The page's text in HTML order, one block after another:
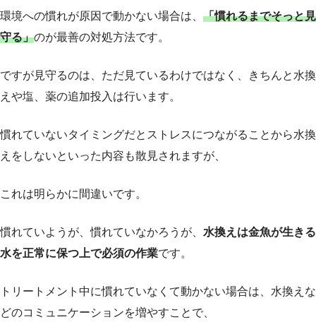
環境への慣れが原因で動かない場合は、 「慣れるまでそっと見
守る」のが最善の対処方法です。
ですが見守るのは、ただ見ているわけではなく、きちんと水換
えや塩、薬の追加投入は行います。
慣れていないタイミングだとストレスにつながることから水換
えをしないといった内容も散見されますが、
これは明らかに間違いです。
慣れていようが、慣れていなかろうが、 水換えは金魚が生きる
水を正常に保つ上で必須の作業です。
トリートメント中に慣れていなくて動かない場合は、水換えな
どのコミュニケーションを増やすことで、